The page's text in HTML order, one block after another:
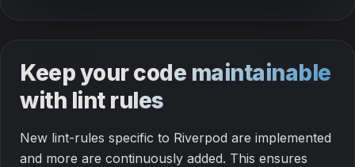
Keep your code maintainable
with lint rules
New lint-rules specific to Riverpod are implemented
and more are continuously added. This ensures